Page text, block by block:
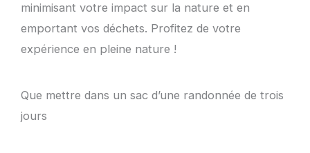
minimisant votre impact sur la nature et en
emportant vos déchets. Profitez de votre
expérience en pleine nature !
Que mettre dans un sac d’une randonnée de trois
jours